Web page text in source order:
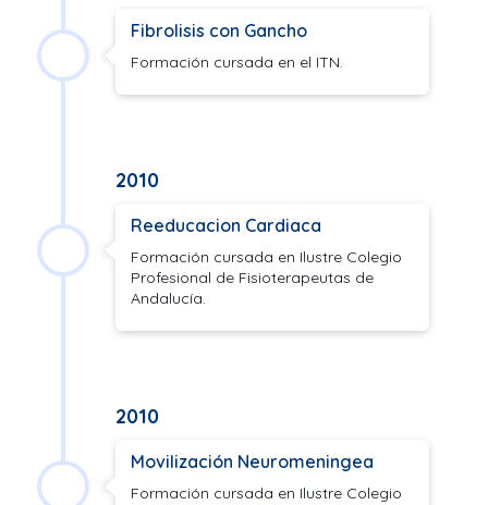
Fibrolisis con Gancho
Formación cursada en el ITN.
2010
Reeducacion Cardiaca
Formación cursada en Ilustre Colegio
Profesional de Fisioterapeutas de
Andalucía.
2010
Movilización Neuromeningea
Formación cursada en Ilustre Colegio